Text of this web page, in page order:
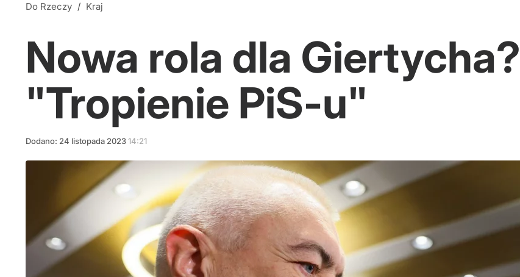
Do Rzeczy / Kraj
Nowa rola dla Giertycha?
"Tropienie PiS-u"
Dodano: 24 listopada 202314:21